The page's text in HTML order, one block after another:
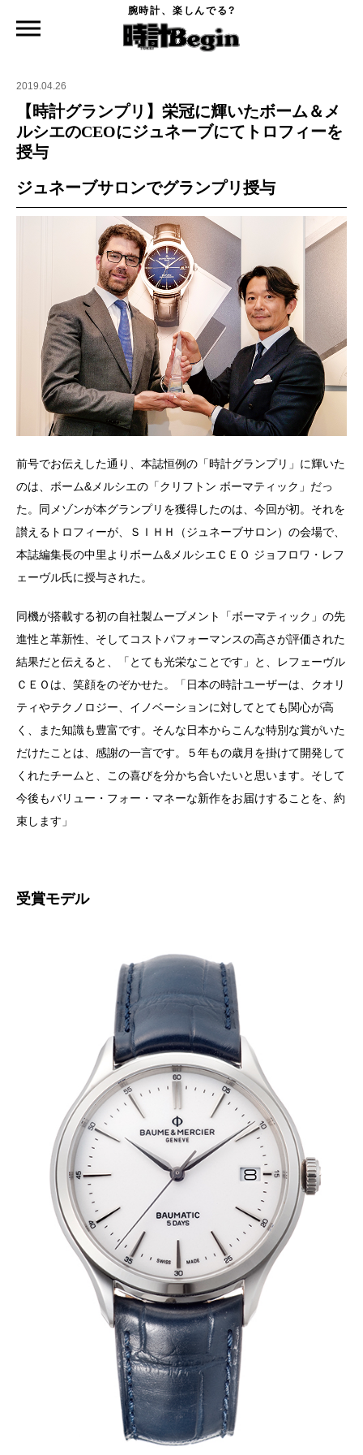
腕時計、楽しんでる?
【時計グランプリ】栄冠に輝いたボーム＆メルシエのCEOにジュネーブにてトロフィ
2019.04.26
【時計グランプリ】栄冠に輝いたボーム＆メ
ルシエのCEOにジュネーブにてトロフィーを
授与
ジュネーブサロンでグランプリ授与
前号でお伝えした通り、本誌恒例の「時計グランプリ」に輝いた
のは、ボーム&メルシエの「クリフトン ボーマティック」だっ
た。同メゾンが本グランプリを獲得したのは、今回が初。それを
讃えるトロフィーが、ＳＩＨＨ（ジュネーブサロン）の会場で、
本誌編集長の中里よりボーム&メルシエＣＥＯ ジョフロワ・レフ
ェーヴル氏に授与された。
同機が搭載する初の自社製ムーブメント「ボーマティック」の先
進性と革新性、そしてコストパフォーマンスの高さが評価された
結果だと伝えると、「とても光栄なことです」と、レフェーヴル
ＣＥＯは、笑顔をのぞかせた。「日本の時計ユーザーは、クオリ
ティやテクノロジー、イノベーションに対してとても関心が高
く、また知識も豊富です。そんな日本からこんな特別な賞がいた
だけたことは、感謝の一言です。５年もの歳月を掛けて開発して
くれたチームと、この喜びを分かち合いたいと思います。そして
今後もバリュー・フォー・マネーな新作をお届けすることを、約
束します」
受賞モデル